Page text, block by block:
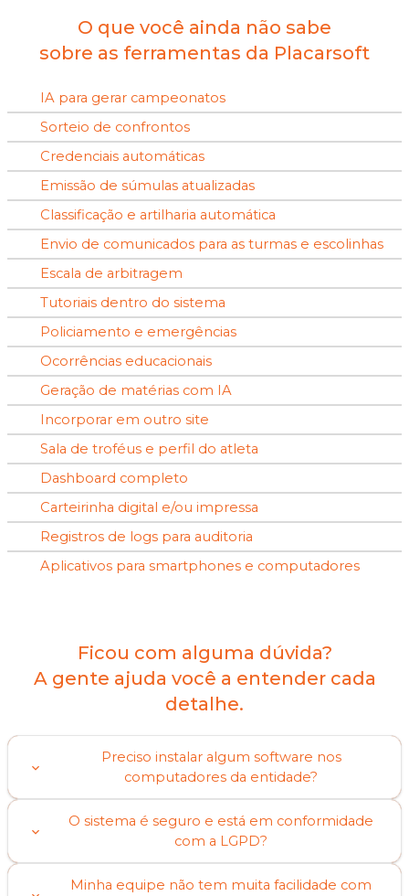
O que você ainda não sabe
sobre as ferramentas da Placarsoft
IA para gerar campeonatos
Sorteio de confrontos
Credenciais automáticas
Emissão de súmulas atualizadas
Classificação e artilharia automática
Envio de comunicados para as turmas e escolinhas
Escala de arbitragem
Tutoriais dentro do sistema
Policiamento e emergências
Ocorrências educacionais
Geração de matérias com IA
Incorporar em outro site
Sala de troféus e perfil do atleta
Dashboard completo
Carteirinha digital e/ou impressa
Registros de logs para auditoria
Aplicativos para smartphones e computadores
Ficou com alguma dúvida?
A gente ajuda você a entender cada
detalhe.
Preciso instalar algum software nos
computadores da entidade?
O sistema é seguro e está em conformidade
com a LGPD?
Minha equipe não tem muita facilidade com